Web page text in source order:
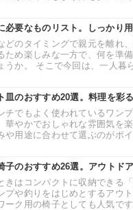
必要なものリスト。しっかり
どのタイミングで親元を離れ
ため楽しみな一方で、何を準
うか。 そこで今回は、一人暮
皿のおすすめ20選。料理を彩
チでもよく使われているワン
華やかでおしゃれな雰囲気を
や用途に合わせて選ぶのがポ
子のおすすめ26選。アウトド
きはコンパクトに収納できる
プや釣りをはじめとするアウ
ーク用の椅子としても人気で